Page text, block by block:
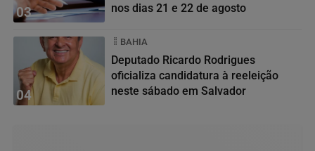
03
nos dias 21 e 22 de agosto
04
BAHIA
Deputado Ricardo Rodrigues
oficializa candidatura à reeleição
neste sábado em Salvador